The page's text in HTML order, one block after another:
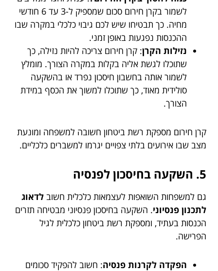
לשמור בקרן חירום סכום שמספיק ל-3 עד 6 חודשי
מחיה. כך תבטיחו שיש לכם גיבוי כלכלי במקרה שבו
ההכנסות נפגעות באופן זמני.
נזילות הקרן: קרן חירום צריכה להיות נזילה, כך
שתוכלו לגשת אליה בקלות במקרה הצורך. מומלץ
לשמור אותה בחשבון חיסכון נפרד או בהשקעה
סולידית מאוד, כך שתוכלו למשוך את הכסף במידת
הצורך.
קרן חירום מספקת רשת ביטחון חשובה למשפחה ומונעת
מצב שבו אירועים בלתי צפויים יגרמו למשברים כלכליים.
5. השקעה בחיסכון לפנסיה
גם למשפחות השואפות לעצמאות כלכלית חשוב לדאוג
לתכנון פנסיוני. השקעה בחיסכון פנסיוני מבטיחה תזרים
הכנסות בעתיד, ומספקת רשת ביטחון כלכלית לגיל
הפרישה.
הפקדה לקרנות פנסיה: חשוב להפקיד סכומים